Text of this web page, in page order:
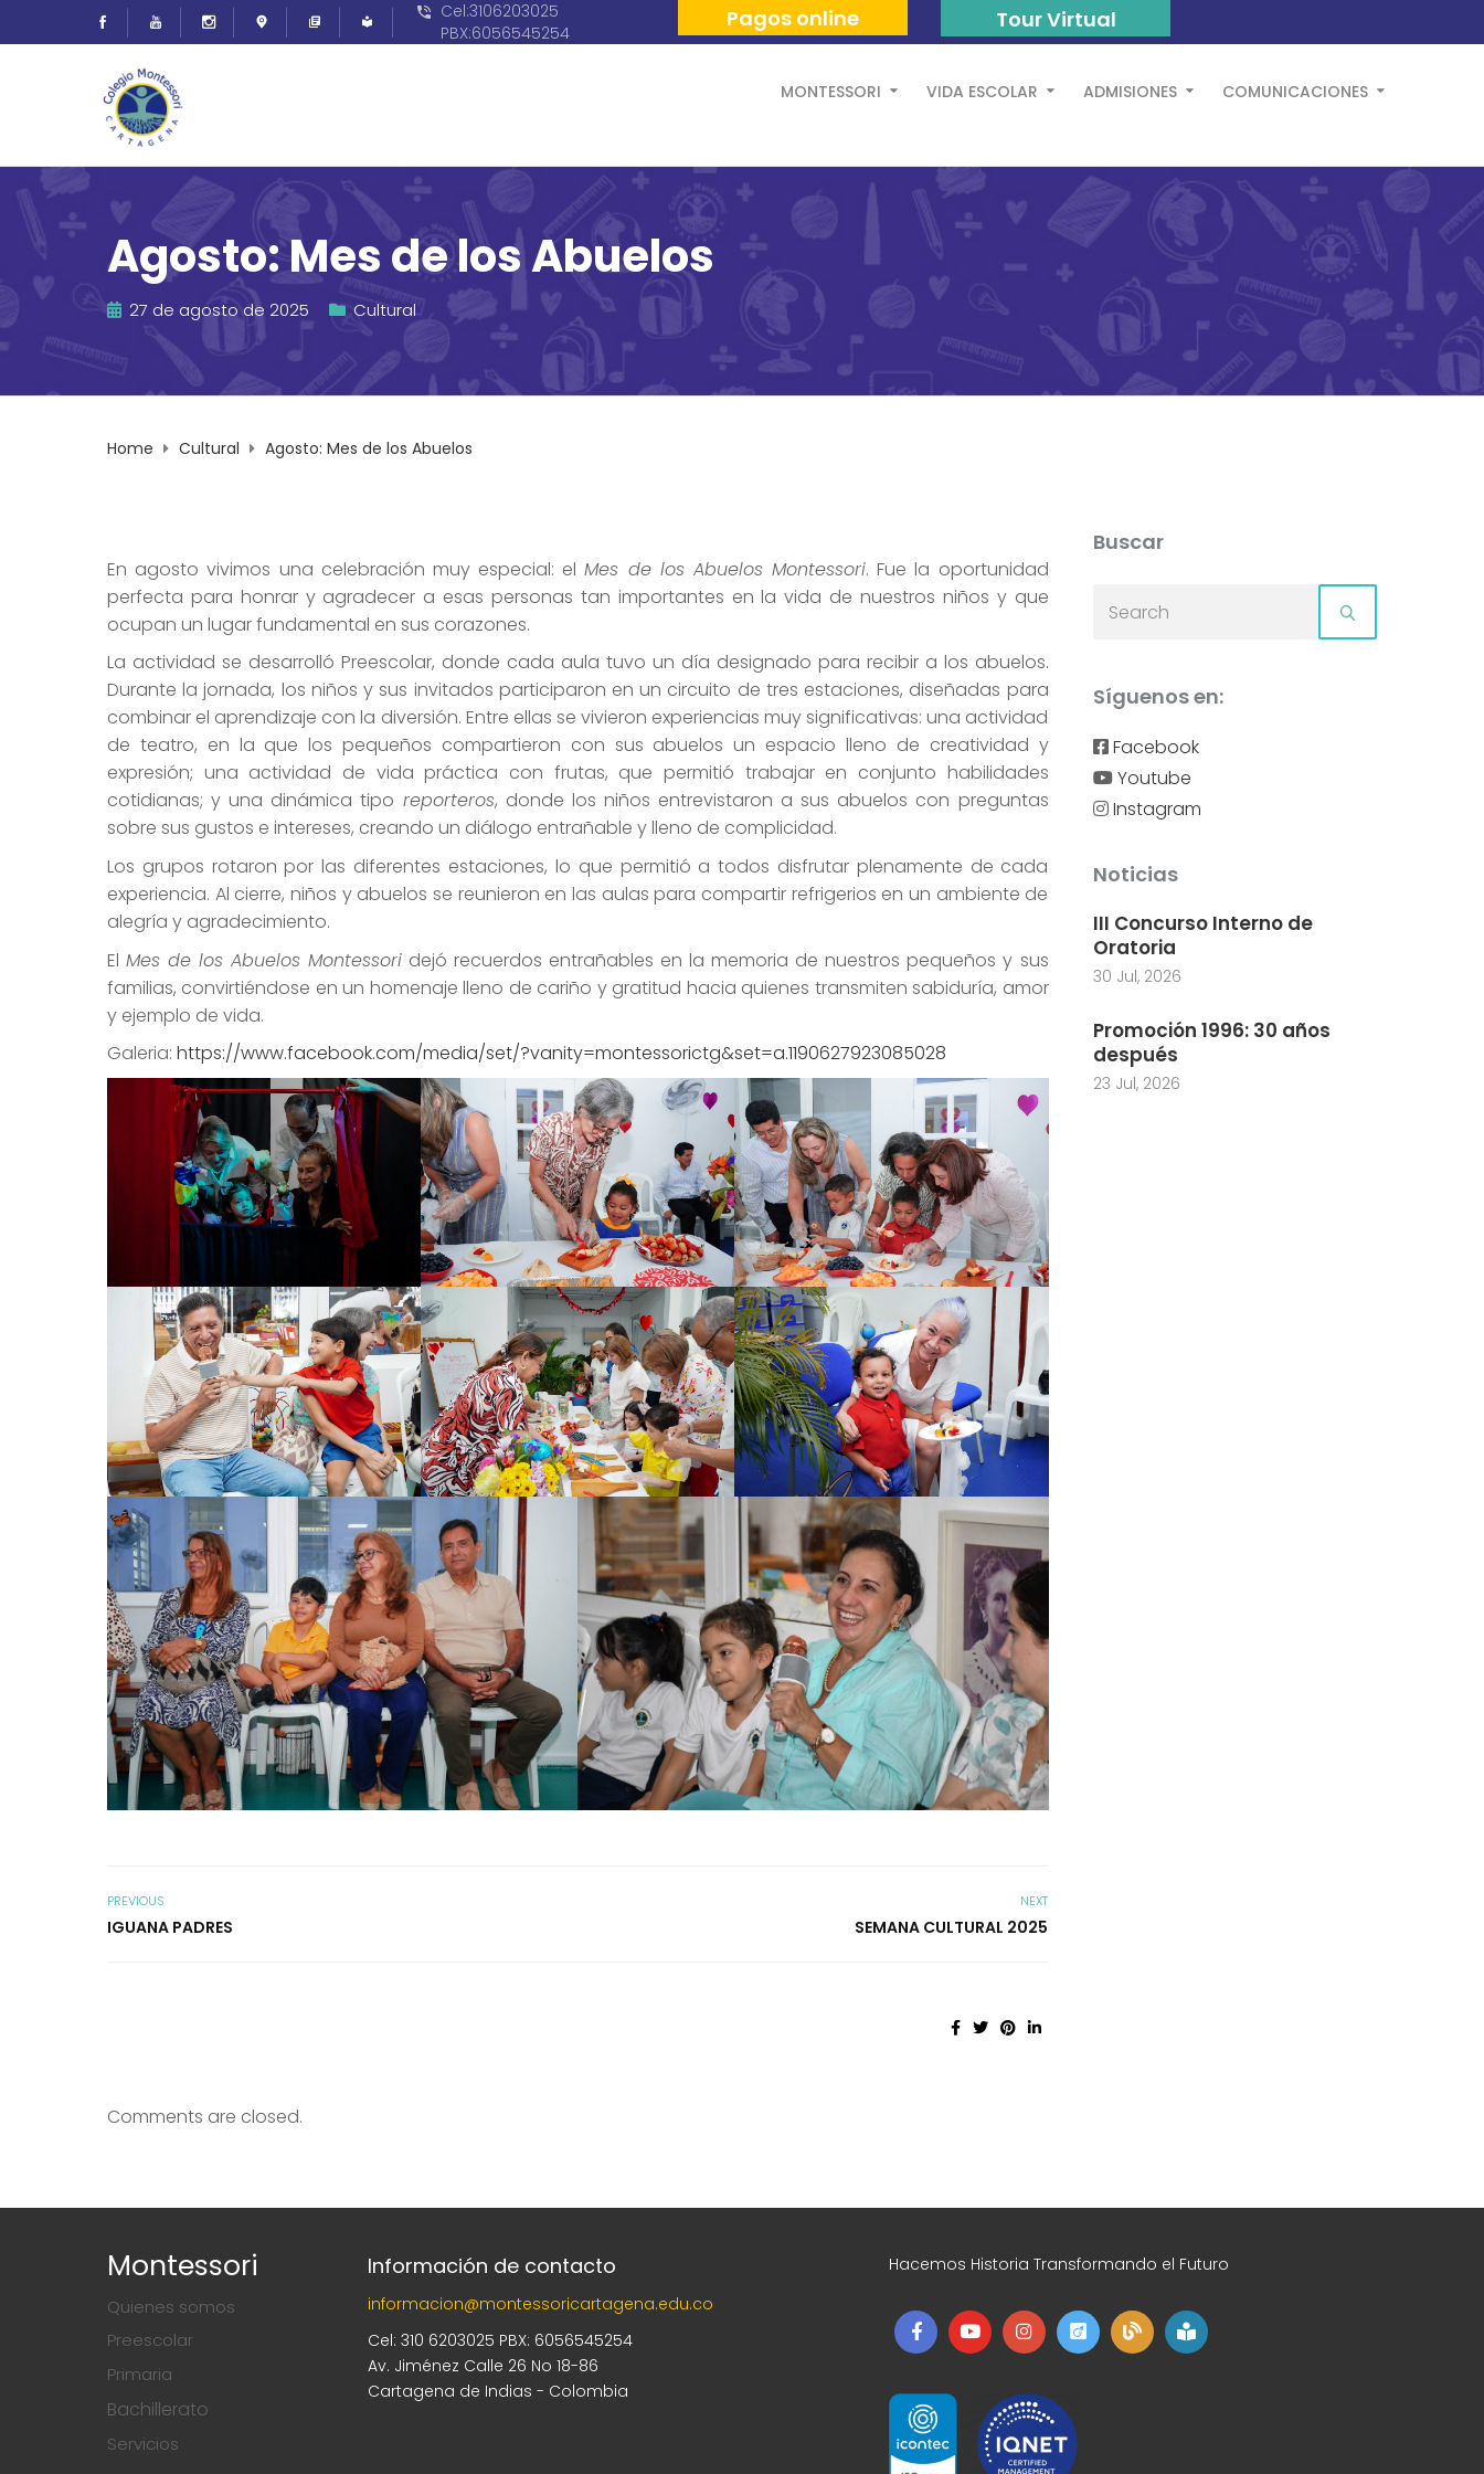
Cel:3106203025
PBX:6056545254
Pagos online Tour Virtual
MONTESSORI VIDA ESCOLAR ADMISIONES COMUNICACIONES
Agosto: Mes de los Abuelos
27 de agosto de 2025 Cultural
Home Cultural Agosto: Mes de los Abuelos
En agosto vivimos una celebración muy especial: elMes de los Abuelos Montessori. Fue la oportunidad
perfecta para honrar y agradecer a esas personas tan importantes en la vida de nuestros niños y que
ocupan un lugar fundamental en sus corazones.
La actividad se desarrolló Preescolar, donde cada aula tuvo un día designado para recibir a los abuelos.
Durante la jornada, los niños y sus invitados participaron en un circuito de tres estaciones, diseñadas para
combinar el aprendizaje con la diversión. Entre ellas se vivieron experiencias muy significativas: una actividad
de teatro, en la que los pequeños compartieron con sus abuelos un espacio lleno de creatividad y
expresión; una actividad de vida práctica con frutas, que permitió trabajar en conjunto habilidades
cotidianas; y una dinámica tipo reporteros, donde los niños entrevistaron a sus abuelos con preguntas
sobre sus gustos e intereses, creando un diálogo entrañable y lleno de complicidad.
Los grupos rotaron por las diferentes estaciones, lo que permitió a todos disfrutar plenamente de cada
experiencia. Al cierre, niños y abuelos se reunieron en las aulas para compartir refrigerios en un ambiente de
alegría y agradecimiento.
ElMes de los Abuelos Montessori dejó recuerdos entrañables en la memoria de nuestros pequeños y sus
familias, convirtiéndose en un homenaje lleno de cariño y gratitud hacia quienes transmiten sabiduría, amor
y ejemplo de vida.
Galeria: https://www.facebook.com/media/set/?vanity=montessorictg&set=a.1190627923085028
PREVIOUS
IGUANA PADRES
NEXT
SEMANA CULTURAL 2025
Comments are closed.
Buscar
Síguenos en:
Facebook
Youtube
Instagram
Noticias
III Concurso Interno de
Oratoria
30 Jul, 2026
Promoción 1996: 30 años
después
23 Jul, 2026
Montessori
Quienes somos
Preescolar
Primaria
Bachillerato
Servicios
Información de contacto
informacion@montessoricartagena.edu.co
Cel: 310 6203025 PBX: 6056545254
Av. Jiménez Calle 26 No 18-86
Cartagena de Indias - Colombia
Hacemos Historia Transformando el Futuro